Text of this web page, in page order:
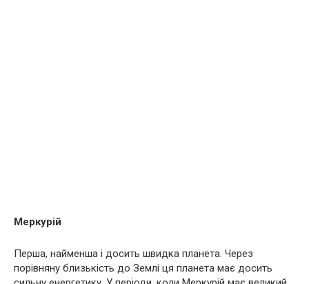
Меркурій
Перша, найменша і досить швидка планета. Через
порівняну близькість до Землі ця планета має досить